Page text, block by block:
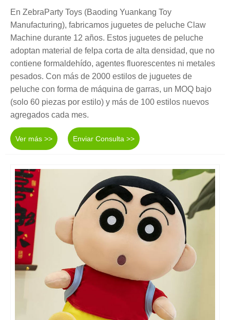
En ZebraParty Toys (Baoding Yuankang Toy
Manufacturing), fabricamos juguetes de peluche Claw
Machine durante 12 años. Estos juguetes de peluche
adoptan material de felpa corta de alta densidad, que no
contiene formaldehído, agentes fluorescentes ni metales
pesados. Con más de 2000 estilos de juguetes de
peluche con forma de máquina de garras, un MOQ bajo
(solo 60 piezas por estilo) y más de 100 estilos nuevos
agregados cada mes.
Ver más >> Enviar Consulta >>